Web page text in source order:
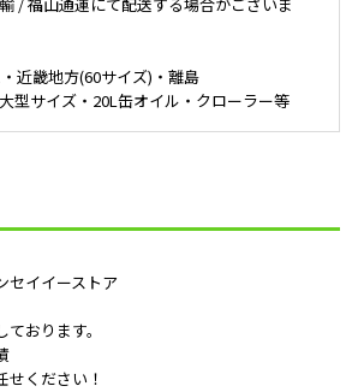
近畿地方(60サイズ)・離島
型サイズ・20L缶オイル・クローラー等
セイイーストア
おります。
せください！